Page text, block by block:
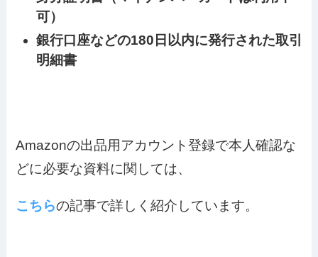
可）
銀行口座などの180日以内に発行された取引
明細書
Amazonの出品用アカウント登録で本人確認な
どに必要な資料に関しては、
こちらの記事で詳しく紹介しています。